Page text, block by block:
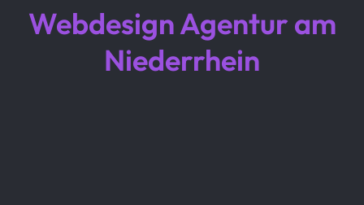
Webdesign Agentur am
Niederrhein